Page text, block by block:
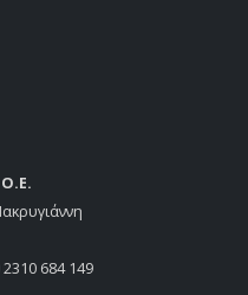
Ο.Ε.
2310 684 149